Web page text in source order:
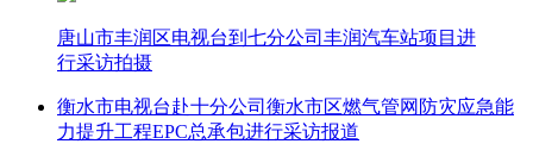
唐山市丰润区电视台到七分公司丰润汽车站项目进
行采访拍摄
衡水市电视台赴十分公司衡水市区燃气管网防灾应急能
力提升工程EPC总承包进行采访报道